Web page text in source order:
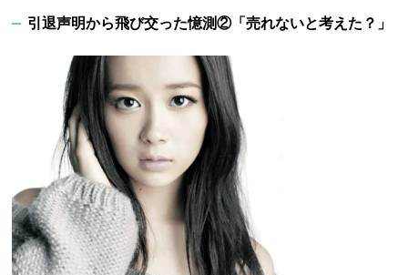
引退声明から飛び交った憶測②「売れないと考えた？」